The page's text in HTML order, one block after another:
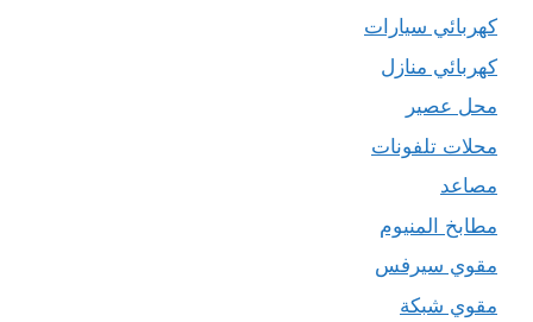
كهربائي سيارات
كهربائي منازل
محل عصير
محلات تلفونات
مصاعد
مطابخ المنيوم
مقوي سيرفس
مقوي شبكة